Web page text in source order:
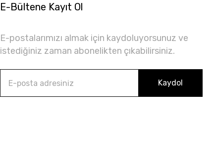
E-Bültene Kayıt Ol
E-postalarımızı almak için kaydoluyorsunuz ve
istediğiniz zaman abonelikten çıkabilirsiniz.
Kaydol